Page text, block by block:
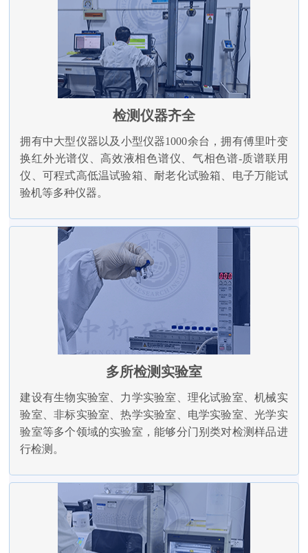
检测仪器齐全
拥有中大型仪器以及小型仪器1000余台，拥有傅里叶变
换红外光谱仪、高效液相色谱仪、气相色谱-质谱联用
仪、可程式高低温试验箱、耐老化试验箱、电子万能试
验机等多种仪器。
多所检测实验室
建设有生物实验室、力学实验室、理化试验室、机械实
验室、非标实验室、热学实验室、电学实验室、光学实
验室等多个领域的实验室，能够分门别类对检测样品进
行检测。